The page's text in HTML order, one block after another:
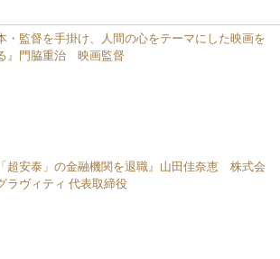
・監督を手掛け、人間の心をテーマにした映画を
』門脇重治 映画監督
超安泰」の金融機関を退職』山田佳奈恵 株式会
ラヴィティ 代表取締役